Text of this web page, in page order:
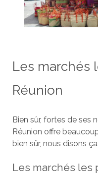
Les marchés
Réunion
Bien sûr, fortes de ses
Réunion offre
bien sûr, nous disons
Les marchés les